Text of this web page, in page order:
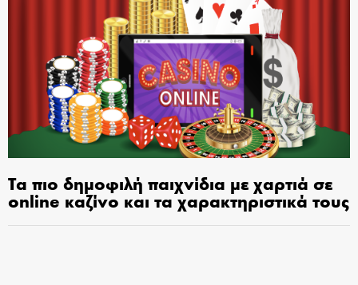
Τα πιο δημοφιλή παιχνίδια με χαρτιά σε
online καζίνο και τα χαρακτηριστικά τους